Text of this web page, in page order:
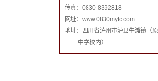
传真：0830-8392818
网址：www.0830mytc.com
地址：四川省泸州市泸县牛滩镇（原
中学校内）